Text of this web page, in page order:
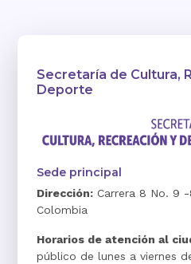
Secretaría de Cultura,
Deporte
Sede principal
Dirección: Carrera 8 No. 9
Colombia
Horarios de atención al
público de lunes a viernes